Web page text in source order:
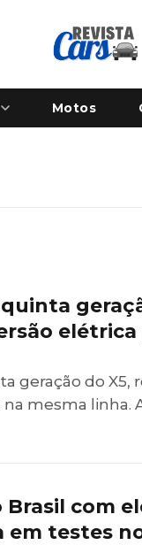
Motos
geração do X5,
mesma linha.
Brasil com
em testes